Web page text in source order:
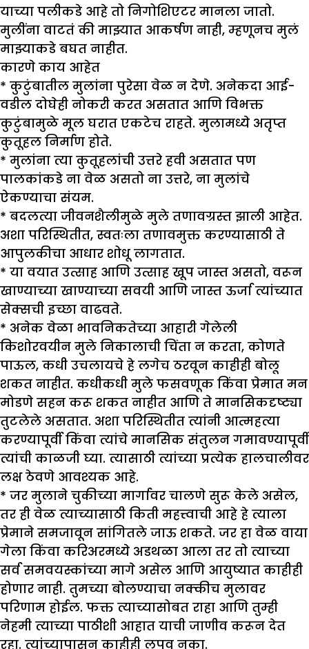
याच्या पलीकडे आहे तो निगोशिएटर मानला जातो.
मुलींना वाटतं की माझ्यात आकर्षण नाही, म्हणूनच मुलं
माझ्याकडे बघत नाहीत.
कारणे काय आहेत
* कुटुंबातील मुलांना पुरेसा वेळ न देणे. अनेकदा आई-
वडील दोघेही नोकरी करत असतात आणि विभक्त
कुटुंबामुळे मूल घरात एकटेच राहते. मुलामध्ये अतृप्त
कुतूहल निर्माण होते.
* मुलांना त्या कुतूहलांची उत्तरे हवी असतात पण
पालकांकडे ना वेळ असतो ना उत्तरे, ना मुलांचे
ऐकण्याचा संयम.
* बदलत्या जीवनशैलीमुळे मुले तणावग्रस्त झाली आहेत.
अशा परिस्थितीत, स्वतःला तणावमुक्त करण्यासाठी ते
आपुलकीचा आधार शोधू लागतात.
* या वयात उत्साह आणि उत्साह खूप जास्त असतो, वरून
खाण्याच्या खाण्याच्या सवयी आणि जास्त ऊर्जा त्यांच्यात
सेक्सची इच्छा वाढवते.
* अनेक वेळा भावनिकतेच्या आहारी गेलेली
किशोरवयीन मुले निकालाची चिंता न करता, कोणते
पाऊल, कधी उचलायचे हे लगेच ठरवून काहीही बोलू
शकत नाहीत. कधीकधी मुले फसवणूक किंवा प्रेमात मन
मोडणे सहन करू शकत नाहीत आणि ते मानसिकदृष्ट्या
तुटलेले असतात. अशा परिस्थितीत त्यांनी आत्महत्या
करण्यापूर्वी किंवा त्यांचे मानसिक संतुलन गमावण्यापूर्वी
त्यांची काळजी घ्या. त्यासाठी त्यांच्या प्रत्येक हालचालीवर
लक्ष ठेवणे आवश्यक आहे.
* जर मुलाने चुकीच्या मार्गावर चालणे सुरू केले असेल,
तर ही वेळ त्याच्यासाठी किती महत्त्वाची आहे हे त्याला
प्रेमाने समजावून सांगितले जाऊ शकते. जर हा वेळ वाया
गेला किंवा करिअरमध्ये अडथळा आला तर तो त्याच्या
सर्व समवयस्कांच्या मागे असेल आणि आयुष्यात काहीही
होणार नाही. तुमच्या बोलण्याचा नक्कीच मुलावर
परिणाम होईल. फक्त त्याच्यासोबत राहा आणि तुम्ही
नेहमी त्याच्या पाठीशी आहात याची जाणीव करून देत
रहा. त्यांच्यापासून काहीही लपवू नका.